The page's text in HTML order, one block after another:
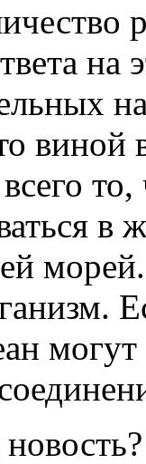
на
виной
то,